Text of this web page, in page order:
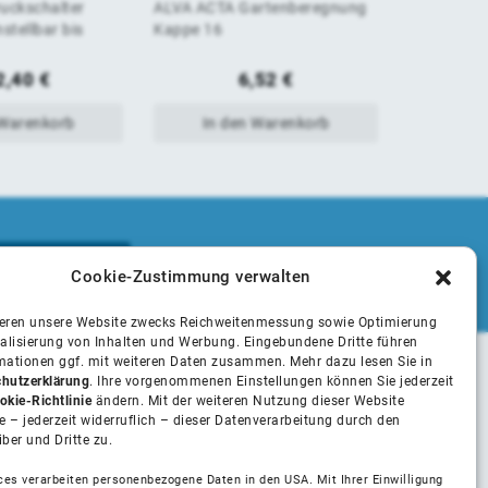
Cookie-Zustimmung verwalten
unsere Website zwecks Reichweitenmessung sowie Optimierung
von Inhalten und Werbung. Eingebundene Dritte führen
ggf. mit weiteren Daten zusammen. Mehr dazu lesen Sie in
. Ihre vorgenommenen Einstellungen können Sie jederzeit
Richtlinieändern. Mit der weiteren Nutzung dieser Website
– jederzeit widerruflich – dieser Datenverarbeitung durch den
und Dritte zu.
verarbeiten personenbezogene Daten in den USA. Mit Ihrer Einwilligung
bis
€
von
ALVA ACTA Gartenberegnung
Kappe 16
6,52€
In den Warenkorb
Unsere Partner